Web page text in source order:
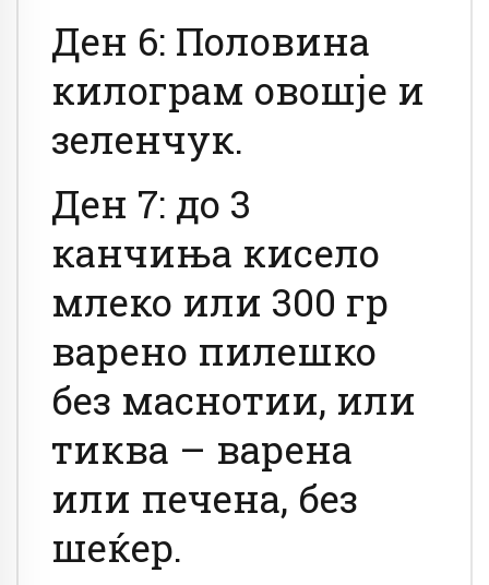
Ден 6: Половина
килограм овошје и
зеленчук.
Ден 7: до 3
канчиња кисело
млеко или 300 гр
варено пилешко
без маснотии, или
тиква – варена
или печена, без
шеќер.